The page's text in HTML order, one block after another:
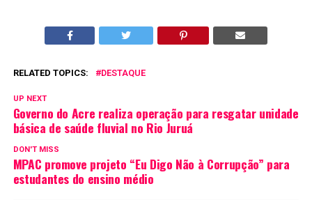
RELATED TOPICS: DESTAQUE
UP NEXT
Governo do Acre realiza operação para resgatar unidade
básica de saúde fluvial no Rio Juruá
DON'T MISS
MPAC promove projeto “Eu Digo Não à Corrupção” para
estudantes do ensino médio